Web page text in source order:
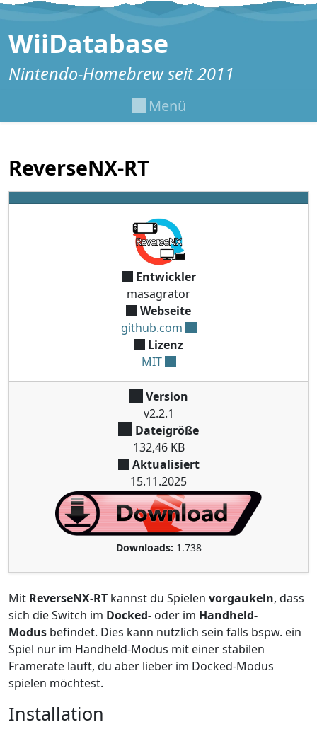
Zum Inhalt springen
WiiDatabase
Nintendo-Homebrew seit 2011
Menü
ReverseNX-RT
Entwickler
masagrator
Webseite
github.com
Lizenz
MIT
Version
v2.2.1
Dateigröße
132,46 KB
Aktualisiert
15.11.2025
Downloads: 1.738
Mit ReverseNX-RT kannst du Spielen vorgaukeln, dass
sich die Switch im Docked- oder im Handheld-
Modus befindet. Dies kann nützlich sein falls bspw. ein
Spiel nur im Handheld-Modus mit einer stabilen
Framerate läuft, du aber lieber im Docked-Modus
spielen möchtest.
Installation